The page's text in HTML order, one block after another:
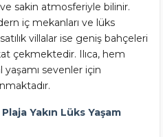
sakin atmosferiyle bilinir.
iç mekanları ve lüks
villalar ise geniş bahçeleri
çekmektedir. Ilıca, hem
sevenler için
Yakın Lüks Yaşam